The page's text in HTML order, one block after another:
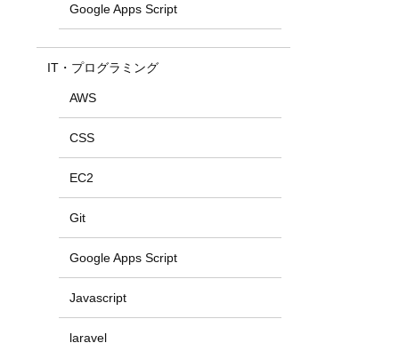
Google Apps Script
IT・プログラミング
AWS
CSS
EC2
Git
Google Apps Script
Javascript
laravel